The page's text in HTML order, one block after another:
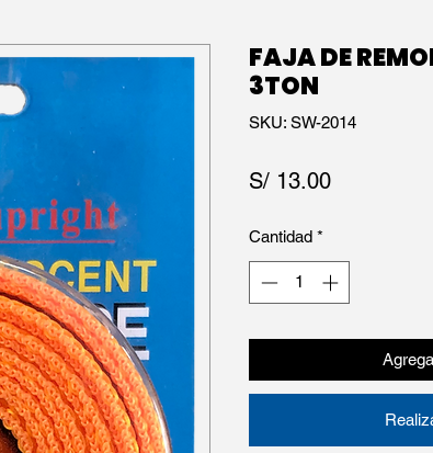
FAJA DE
3TON
SKU: SW-2014
S/ 13.00Precio
Cantidad *